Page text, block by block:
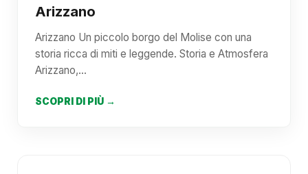
Arizzano
Arizzano Un piccolo borgo del Molise con una
storia ricca di miti e leggende. Storia e Atmosfera
Arizzano,…
SCOPRI DI PIÙ →